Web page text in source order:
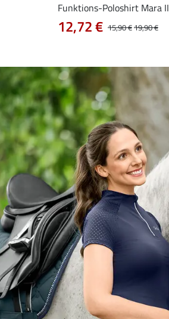
Funktions-Poloshirt Mara II
15,90 €19,90 €
12,72 €